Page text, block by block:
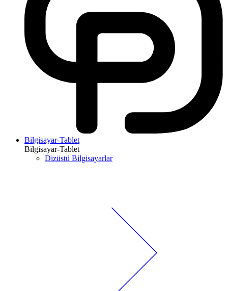
Bilgisayar-Tablet
Bilgisayar-Tablet
Dizüstü Bilgisayarlar